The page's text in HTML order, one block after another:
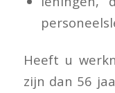
Heeft u
zijn dan 56